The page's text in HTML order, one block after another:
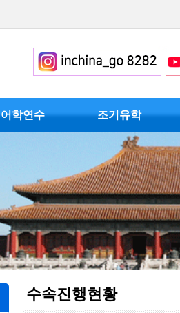
어학연수 조기유학
수속진행현황